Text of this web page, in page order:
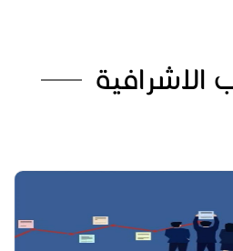
الاشرافية